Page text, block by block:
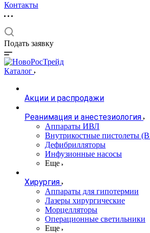
Контакты
Подать заявку
Каталог
Акции и распродажи
Реанимация и анестезиология
Аппараты ИВЛ
Внутрикостные пистолеты
Дефибрилляторы
Инфузионные насосы
Еще
Хирургия
Аппараты для гипотермии
Лазеры хирургические
Морцелляторы
Операционные светильники
Еще